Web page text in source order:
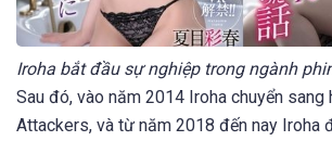
Iroha bắt đầu sự nghiệp trong ngành
Sau đó, vào năm 2014 Iroha chuyển sang
Attackers, và từ năm 2018 đến nay Iroha